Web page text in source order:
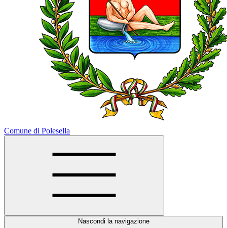
Comune di Polesella
Nascondi la navigazione